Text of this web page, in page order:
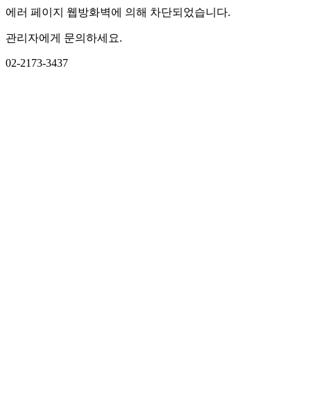
에러 페이지 웹방화벽에 의해 차단되었습니다.
관리자에게 문의하세요.
02-2173-3437